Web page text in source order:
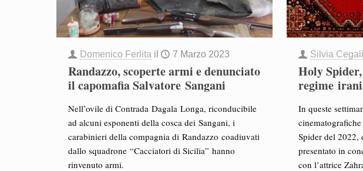
Domenico Ferlita il 7 Marzo 2023
Randazzo, scoperte armi e denunciato
il capomafia Salvatore Sangani
Nell’ovile di Contrada Dagala Longa, riconducibile
ad alcuni esponenti della cosca dei Sangani, i
carabinieri della compagnia di Randazzo coadiuvati
dallo squadrone “Cacciatori di Sicilia” hanno
rinvenuto armi.
Silvia
Holy
regime
In queste
Spider del 2022,
presentato in
con l’attrice